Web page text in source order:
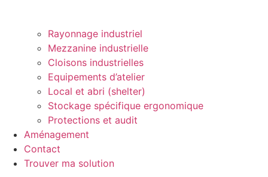
Rayonnage industriel
Mezzanine industrielle
Cloisons industrielles
Equipements d’atelier
Local et abri (shelter)
Stockage spécifique ergonomique
Protections et audit
Aménagement
Contact
Trouver ma solution